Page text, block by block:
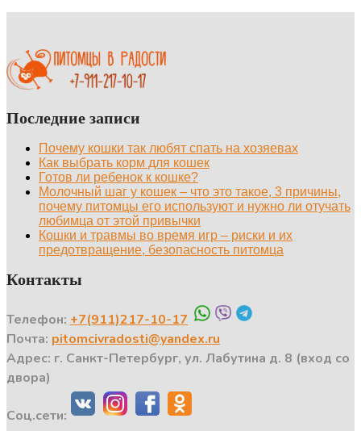
Последние записи
Почему кошки так любят спать на хозяевах
Как выбрать корм для кошек
Готов ли ребенок к кошке?
Молочный шаг у кошек – что это такое, 3 причины,
почему питомцы его используют и нужно ли отучать
любимца от этой привычки
Кошки и травмы во время игр – риски и их
предотвращение, безопасность питомца
Контакты
Телефон: +7(911)217-10-17
Почта: pitomcivradosti@yandex.ru
Адрес: г. Санкт-Петербург, ул. Лабутина д. 8 (вход со
двора)
Соц.сети: